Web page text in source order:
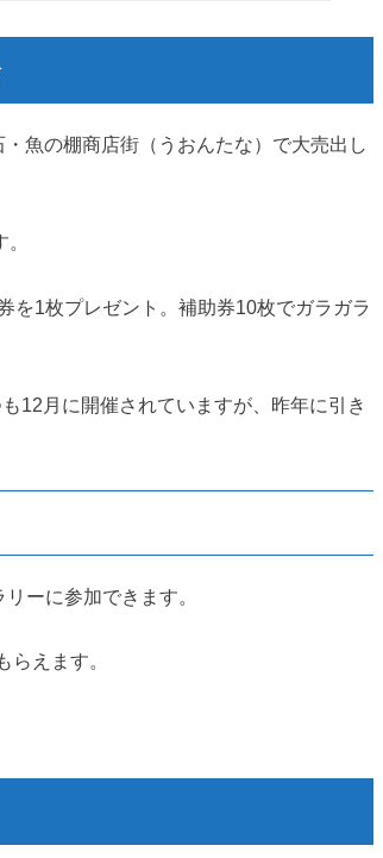
魚の棚商店街（うおんたな）で大売出し
を1枚プレゼント。補助券10枚でガラガラ
12月に開催されていますが、昨年に引き
ーに参加できます。
えます。